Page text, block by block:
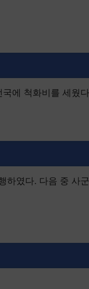
에 척화비를 세웠
하였다. 다음 중 사